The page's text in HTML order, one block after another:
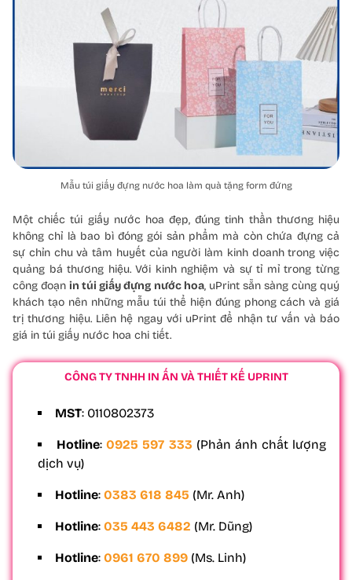
Mẫu túi giấy đựng nước hoa làm quà tặng form đứng
Một chiếc túi giấy nước hoa đẹp, đúng tinh thần thương hiệu
không chỉ là bao bì đóng gói sản phẩm mà còn chứa đựng cả
sự chỉn chu và tâm huyết của người làm kinh doanh trong việc
quảng bá thương hiệu. Với kinh nghiệm và sự tỉ mỉ trong từng
công đoạnin túi giấy đựng nước hoa, uPrint sẵn sàng cùng quý
khách tạo nên những mẫu túi thể hiện đúng phong cách và giá
trị thương hiệu. Liên hệ ngay với uPrint để nhận tư vấn và báo
giá in túi giấy nước hoa chi tiết.
CÔNG TY TNHH IN ẤN VÀ THIẾT KẾ UPRINT
MST: 0110802373
Hotline:0925 597 333 (Phản ánh chất lượng
dịch vụ)
Hotline: 0383 618 845 (Mr. Anh)
Hotline: 035 443 6482 (Mr. Dũng)
Hotline: 0961 670 899 (Ms. Linh)